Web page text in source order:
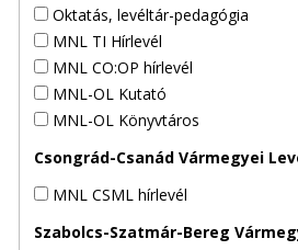
Oktatás, levéltár-pedagógia
MNL TI Hírlevél
MNL CO:OP hírlevél
MNL-OL Kutató
MNL-OL Könyvtáros
Csongrád-Csanád Vármegyei
MNL CSML hírlevél
Szabolcs-Szatmár-Bereg